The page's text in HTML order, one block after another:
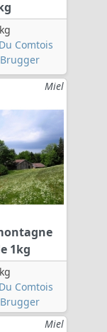
Comtois
Miel
1kg
Comtois
Miel